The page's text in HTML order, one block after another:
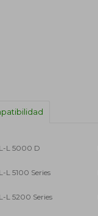
L 5000 D
L 5100 Series
L 5200 Series